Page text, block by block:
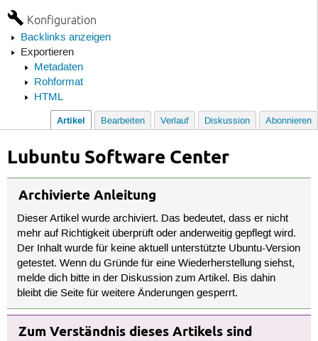
Konfiguration
Backlinks anzeigen
Exportieren
Metadaten
Rohformat
HTML
Artikel Bearbeiten Verlauf Diskussion Abonnieren
Lubuntu Software Center
Archivierte Anleitung
Dieser Artikel wurde archiviert. Das bedeutet, dass er nicht
mehr auf Richtigkeit überprüft oder anderweitig gepflegt wird.
Der Inhalt wurde für keine aktuell unterstützte Ubuntu-Version
getestet. Wenn du Gründe für eine Wiederherstellung siehst,
melde dich bitte in der Diskussion zum Artikel. Bis dahin
bleibt die Seite für weitere Änderungen gesperrt.
Zum Verständnis dieses Artikels sind